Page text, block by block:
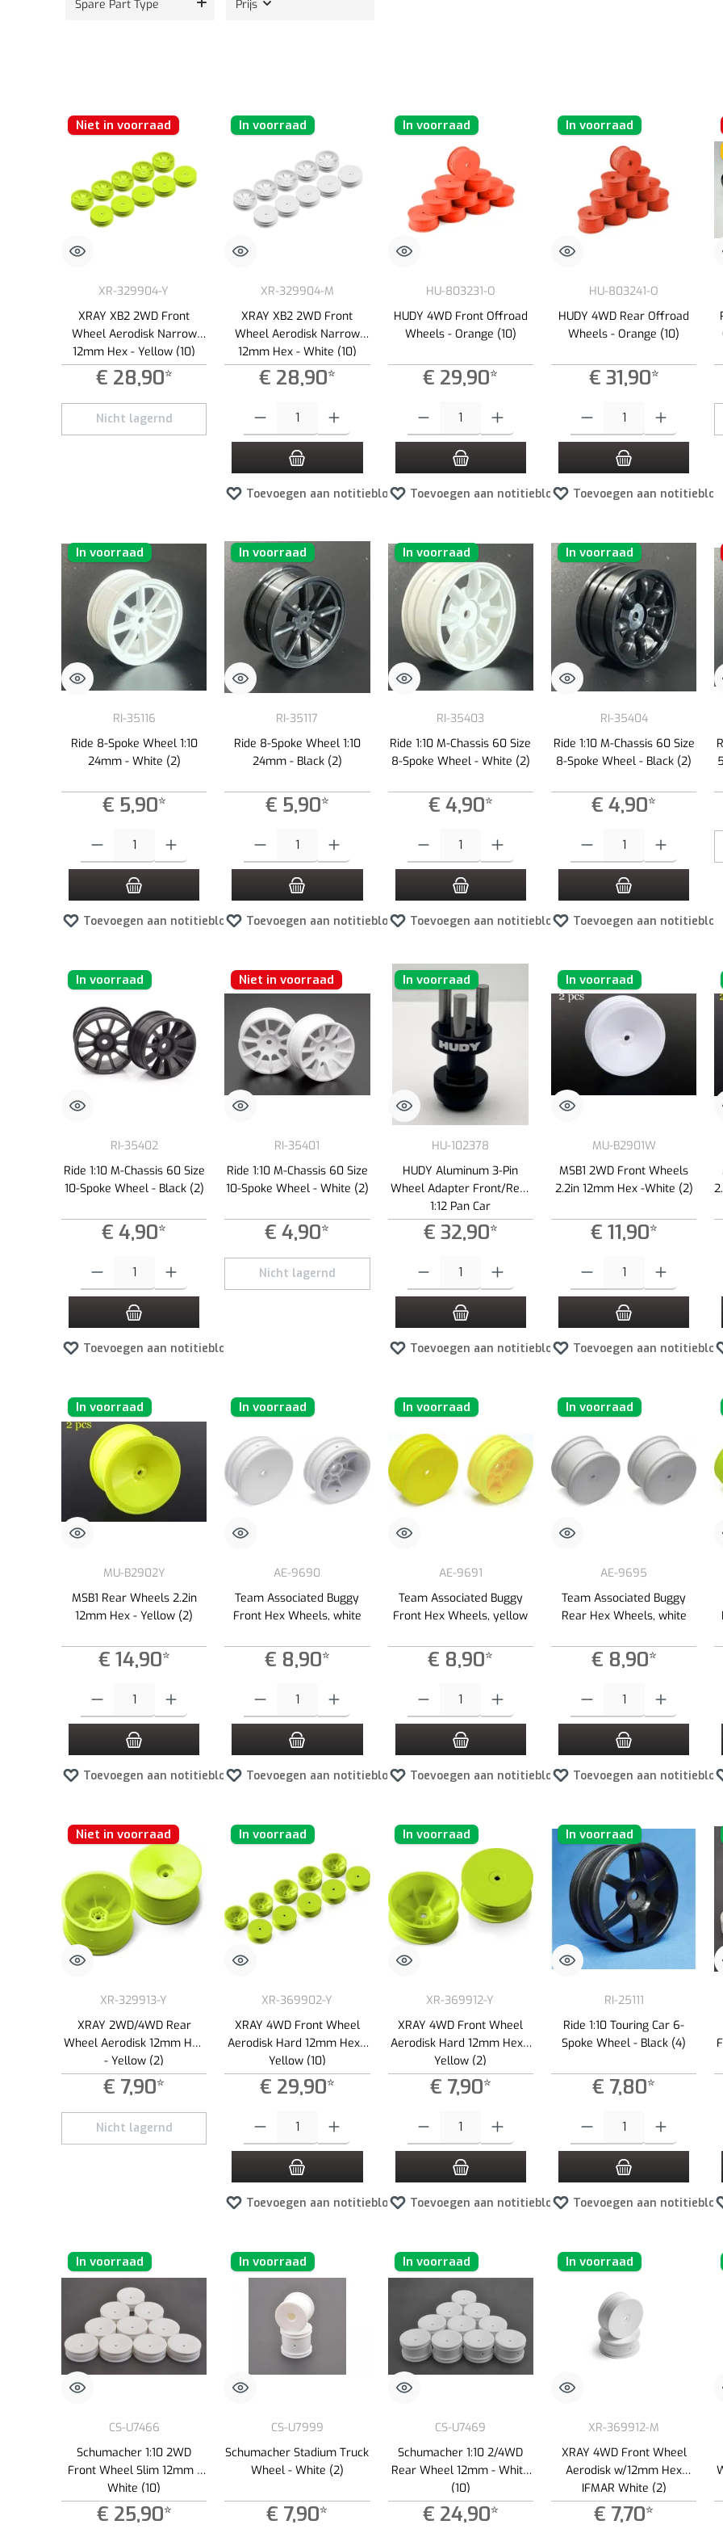
Spare Part Type Prijs
Niet in voorraad
XR-329904-Y
XRAY XB2 2WD Front
Wheel Aerodisk Narrow
12mm Hex - Yellow (10)
€ 28,90*
Nicht lagernd
In voorraad
XR-329904-M
XRAY XB2 2WD Front
Wheel Aerodisk Narrow
12mm Hex - White (10)
€ 28,90*
Producthoeveelheid: Voer de gewenste hoeveelheid in of gebruik de knoppen om de hoeveelheid te verhogen
Toevoegen aan notitieblok
In voorraad
HU-803231-O
HUDY 4WD Front Offroad
Wheels - Orange (10)
€ 29,90*
Producthoeveelheid: Voer de gewenste hoeveelheid in of gebruik de
Toevoegen aan notitieblok
In voorraad
HU-803241-O
HUDY 4WD Rear Offroad
Wheels - Orange (10)
€ 31,90*
Producthoeveelheid: Voer de
Toevoegen aan notitieblok
In voorraad
RI-35116
Ride 8-Spoke Wheel 1:10
24mm - White (2)
€ 5,90*
Toevoegen aan notitieblok
In voorraad
RI-35117
Ride 8-Spoke Wheel 1:10
24mm - Black (2)
€ 5,90*
Producthoeveelheid: Voer de gewenste hoeveelheid in of gebruik de knoppen om de hoeveelheid te verhogen
Toevoegen aan notitieblok
In voorraad
RI-35403
Ride 1:10 M-Chassis 60 Size
8-Spoke Wheel - White (2)
€ 4,90*
Producthoeveelheid: Voer de gewenste hoeveelheid in of gebruik de
Toevoegen aan notitieblok
In voorraad
RI-35404
Ride 1:10 M-Chassis 60 Size
8-Spoke Wheel - Black (2)
€ 4,90*
Producthoeveelheid: Voer de
Toevoegen aan notitieblok
In voorraad
RI-35402
Ride 1:10 M-Chassis 60 Size
10-Spoke Wheel - Black (2)
€ 4,90*
Producthoeveelheid: Voer de gewenste hoeveelheid in of gebruik de knoppen om de hoeveelheid te verhogen of te verlagen.
Toevoegen aan notitieblok
Niet in voorraad
RI-35401
Ride 1:10 M-Chassis 60 Size
10-Spoke Wheel - White (2)
€ 4,90*
Nicht lagernd
In voorraad
HU-102378
HUDY Aluminum 3-Pin
Wheel Adapter Front/Rear
1:12 Pan Car
€ 32,90*
Toevoegen aan notitieblok
In voorraad
MU-B2901W
MSB1 2WD Front Wheels
2.2in 12mm Hex -White (2)
€ 11,90*
Toevoegen aan notitieblok
In voorraad
MU-B2902Y
MSB1 Rear Wheels 2.2in
12mm Hex - Yellow (2)
€ 14,90*
Toevoegen aan notitieblok
In voorraad
AE-9690
Team Associated Buggy
Front Hex Wheels, white
€ 8,90*
Toevoegen aan notitieblok
In voorraad
AE-9691
Team Associated Buggy
Front Hex Wheels, yellow
€ 8,90*
Producthoeveelheid: Voer de gewenste hoeveelheid in of gebruik de
Toevoegen aan notitieblok
In voorraad
AE-9695
Team Associated Buggy
Rear Hex Wheels, white
€ 8,90*
Producthoeveelheid: Voer de
Toevoegen aan notitieblok
Niet in voorraad
XR-329913-Y
XRAY 2WD/4WD Rear
Wheel Aerodisk 12mm Hex
- Yellow (2)
€ 7,90*
Nicht lagernd
In voorraad
XR-369902-Y
XRAY 4WD Front Wheel
Aerodisk Hard 12mm Hex -
Yellow (10)
€ 29,90*
Toevoegen aan notitieblok
In voorraad
XR-369912-Y
XRAY 4WD Front Wheel
Aerodisk Hard 12mm Hex -
Yellow (2)
€ 7,90*
Toevoegen aan notitieblok
In voorraad
RI-25111
Ride 1:10 Touring Car 6-
Spoke Wheel - Black (4)
€ 7,80*
Toevoegen aan notitieblok
In voorraad
CS-U7466
Schumacher 1:10 2WD
Front Wheel Slim 12mm -
White (10)
€ 25,90*
In voorraad
CS-U7999
Schumacher Stadium Truck
Wheel - White (2)
€ 7,90*
In voorraad
CS-U7469
Schumacher 1:10 2/4WD
Rear Wheel 12mm - White
(10)
€ 24,90*
In voorraad
XR-369912-M
XRAY 4WD Front Wheel
Aerodisk w/12mm Hex
IFMAR White (2)
€ 7,70*